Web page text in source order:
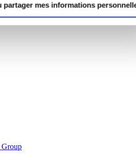
partager mes informations
Group